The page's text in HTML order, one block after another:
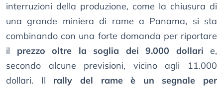
interruzioni della produzione, come la chiusura di
una grande miniera di rame a Panama, si sta
combinando con una forte domanda per riportare
il prezzo oltre la soglia dei 9.000 dollari e,
secondo alcune previsioni, vicino agli 11.000
dollari. Il rally del rame è un segnale per